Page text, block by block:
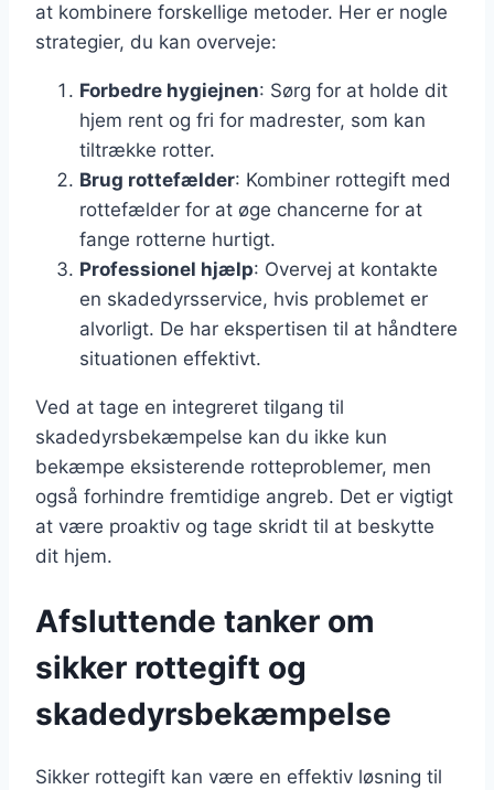
at kombinere forskellige metoder. Her er nogle
strategier, du kan overveje:
Forbedre hygiejnen: Sørg for at holde dit
hjem rent og fri for madrester, som kan
tiltrække rotter.
Brug rottefælder: Kombiner rottegift med
rottefælder for at øge chancerne for at
fange rotterne hurtigt.
Professionel hjælp: Overvej at kontakte
en skadedyrsservice, hvis problemet er
alvorligt. De har ekspertisen til at håndtere
situationen effektivt.
Ved at tage en integreret tilgang til
skadedyrsbekæmpelse kan du ikke kun
bekæmpe eksisterende rotteproblemer, men
også forhindre fremtidige angreb. Det er vigtigt
at være proaktiv og tage skridt til at beskytte
dit hjem.
Afsluttende tanker om
sikker rottegift og
skadedyrsbekæmpelse
Sikker rottegift kan være en effektiv løsning til